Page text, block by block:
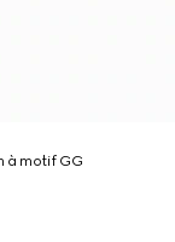
à motif GG